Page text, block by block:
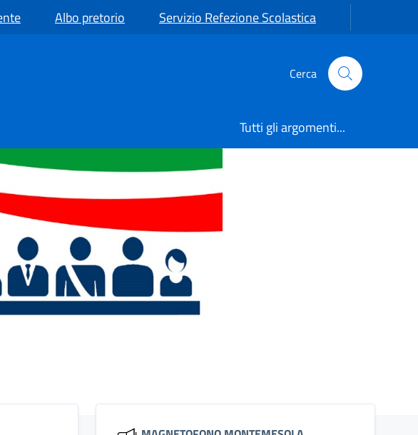
Albo pretorio Servizio Refezione Scolastica
Cerca
Tutti gli argomenti...